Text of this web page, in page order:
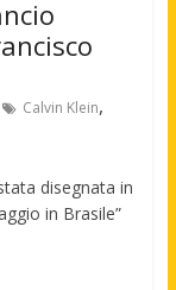
Calvin Klein,
disegnata in
in Brasile”